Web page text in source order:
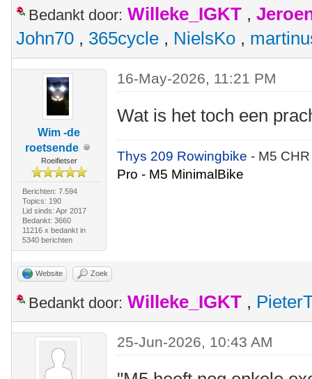
Bedankt door: Willeke_IGKT ,
John70 , 365cycle , NielsKo ,
Wim -de
roetsende
Roeifietser
Berichten: 7.594
Topics: 190
Lid sinds: Apr 2017
Bedankt: 3660
11216 x bedankt in
5340 berichten
16-May-2026, 11:21 PM
Wat is het toch een
Thys 209 Rowingbike- M5
Pro - M5 MinimalBike
Website Zoek
Bedankt door: Willeke_IGKT ,
25-Jun-2026, 10:43 AM